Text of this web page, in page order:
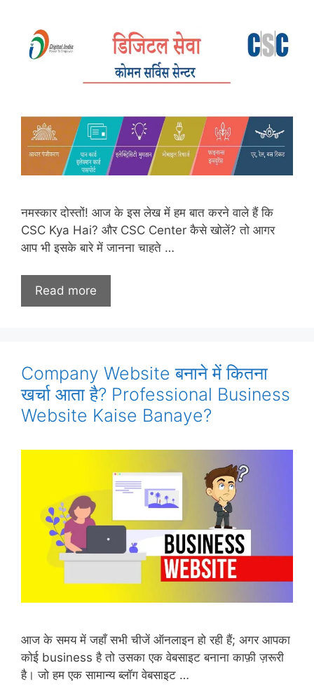
नमस्कार दोस्तों! आज के इस लेख में हम बात करने वाले हैं कि
CSC Kya Hai? और CSC Center कैसे खोलें? तो आगर
आप भी इसके बारे में जानना चाहते …
Read more
Company Website बनाने में कितना
खर्चा आता है? Professional Business
Website Kaise Banaye?
आज के समय में जहाँ सभी चीजें ऑनलाइन हो रही हैं; अगर आपका
कोई business है तो उसका एक वेबसाइट बनाना काफ़ी ज़रूरी
है। जो हम एक सामान्य ब्लॉग वेबसाइट …